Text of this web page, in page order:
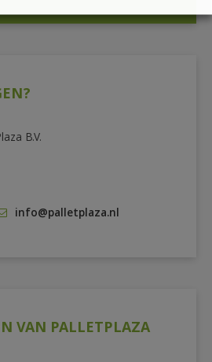
B.V.
info@palletplaza.nl
VAN PALLETPLAZA